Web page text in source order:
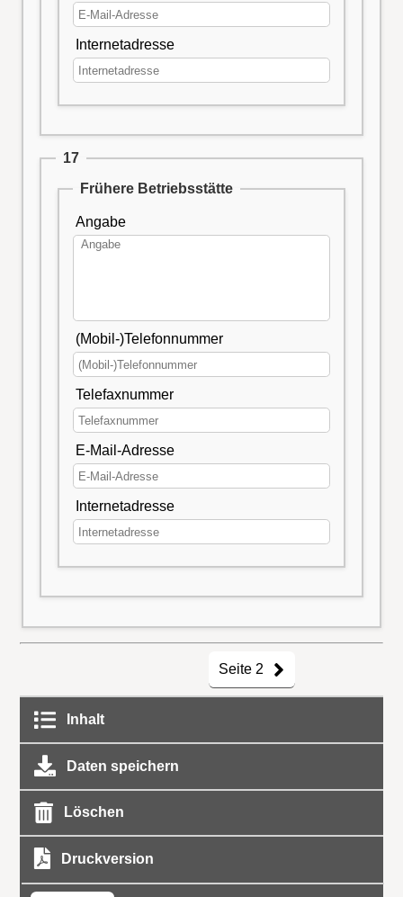
Internetadresse
17
Frühere Betriebsstätte
Angabe
(Mobil-)Telefonnummer
Telefaxnummer
E-Mail-Adresse
Internetadresse
Seite 2
Inhalt
Daten speichern
Löschen
Druckversion